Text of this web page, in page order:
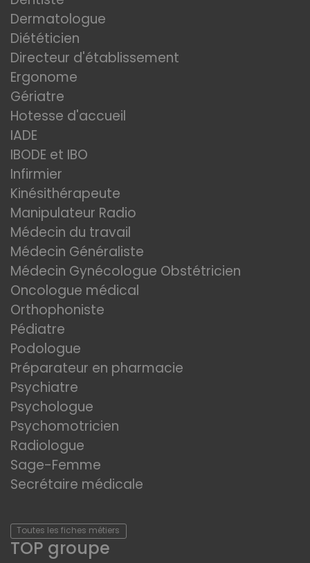
Dermatologue
Diététicien
Directeur d'établissement
Ergonome
Gériatre
Hotesse d'accueil
IADE
IBODE et IBO
Infirmier
Kinésithérapeute
Manipulateur Radio
Médecin du travail
Médecin Généraliste
Médecin Gynécologue Obstétricien
Oncologue médical
Orthophoniste
Pédiatre
Podologue
Préparateur en pharmacie
Psychiatre
Psychologue
Psychomotricien
Radiologue
Sage-Femme
Secrétaire médicale
Toutes les fiches métiers
TOP groupe